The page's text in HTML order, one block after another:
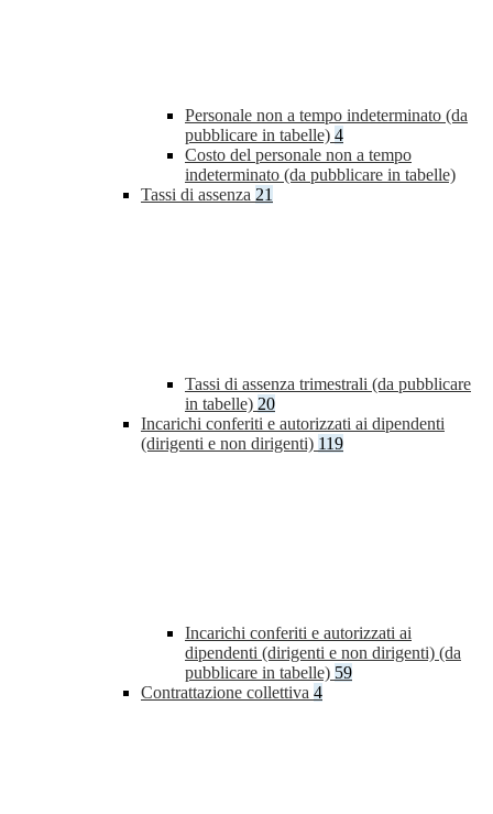
Personale non a tempo indeterminato (da
pubblicare in tabelle) 4
Costo del personale non a tempo
indeterminato (da pubblicare in tabelle)
Tassi di assenza 21
Tassi di assenza trimestrali (da pubblicare
in tabelle) 20
Incarichi conferiti e autorizzati ai dipendenti
(dirigenti e non dirigenti) 119
Incarichi conferiti e autorizzati ai
dipendenti (dirigenti e non dirigenti) (da
pubblicare in tabelle) 59
Contrattazione collettiva 4